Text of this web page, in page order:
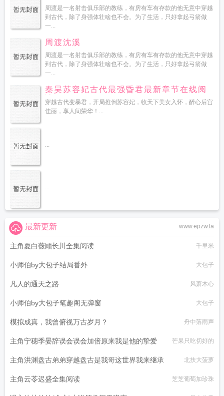
周渡是一名射击俱乐部的教练，有房有车有存款的他无意中穿越
到古代，除了身强体壮啥也不会。为了生活，只好拿起弓箭做
一...
周渡沈溪
周渡是一名射击俱乐部的教练，有房有车有存款的他无意中穿越
到古代，除了身强体壮啥也不会。为了生活，只好拿起弓箭做
一...
秦昊苏容妃古代最强昏君最新章节在线阅
读
穿越古代变暴君，开局推倒苏容妃，收天下美女入怀，醉心后宫
佳丽，享人间荣华！...
...
...
www.epzw.la
最新更新
主角夏白薇顾长川全集阅读 千里米
小师伯by大包子结局番外 大包子
凡人的通天之路 风萧木心
小师伯by大包子笔趣阁无弹窗 大包子
模拟成真，我曾俯视万古岁月？ 舟中落雨声
主角宁穗季晏辞误会误会加倍原来我是他的挚爱 芒果只吃切好的
主角洪渊盘古弟弟穿越盘古是我哥这世界我来继承 北扶大菠萝
主角云苓迟盛全集阅读 芝芝葡萄加珍珠